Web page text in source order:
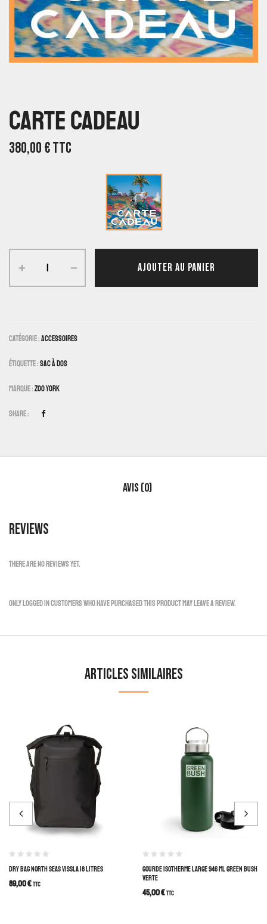
Carte Cadeau
380,00€TTC
AJOUTER AU PANIER
Catégorie :Accessoires
Étiquette :Sac À Dos
Marque :Zoo York
Share :
Avis (0)
Reviews
There are no reviews yet.
Only logged in customers who have purchased this product may leave a review.
Articles similaires
DRY BAG NORTH SEAS VISSLA 18 LITRES
89,00€TTC
GOURDE ISOTHERME LARGE 946 ML GREEN BUSH
VERTE
45,00€TTC